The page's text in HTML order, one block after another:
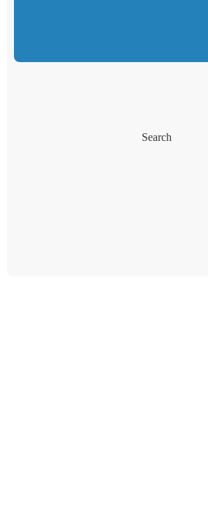
Search